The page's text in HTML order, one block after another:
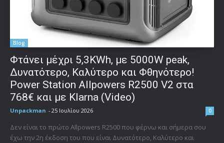
Blog
Φτάνει μέχρι 5,3KWh, με 5000W peak,
Δυνατότερο, Καλύτερο και Φθηνότερο!
Power Station Allpowers R2500 V2 στα
768€ και με Klarna (Video)
Unpackman - 25 Ιουλίου 2026 0
Δεν είναι το πρώτο Allpowers R2500 που φέρνω και σήμερα σου
έχω την 2η έκδοση του που είναι Δυνατότερο, Καλύτερο και